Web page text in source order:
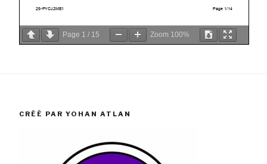
Page 1 / 15 Zoom 100%
CRÉÉ PAR YOHAN ATLAN